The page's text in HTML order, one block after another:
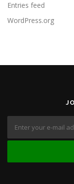
Entries feed
WordPress.org